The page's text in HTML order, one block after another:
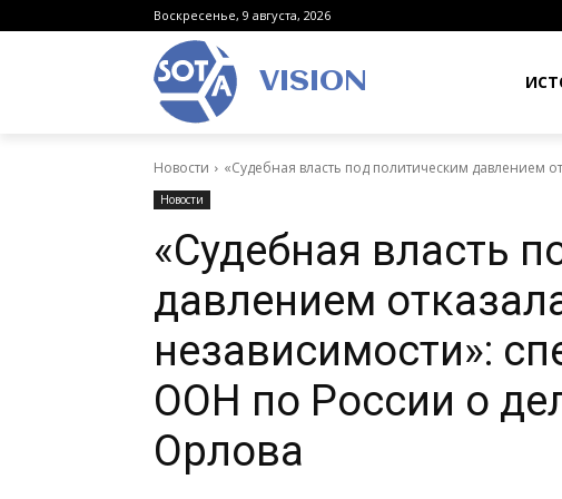
Воскресенье, 9 августа, 2026
VISION
Новости «Судебная власть под политическим давлением
Новости
«Судебная власть
давлением
независимости»:
ООН по России о
Орлова